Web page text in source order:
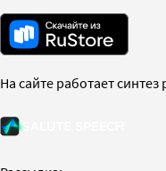
На сайте работает синтез